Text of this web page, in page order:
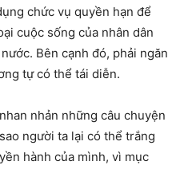
chức vụ quyền hạn để
cuộc sống của nhân dân
Bên cạnh đó, phải ngăn
tự có thể tái diễn.
nhản những câu chuyện
người ta lại có thể trắng
hành của mình, vì mục